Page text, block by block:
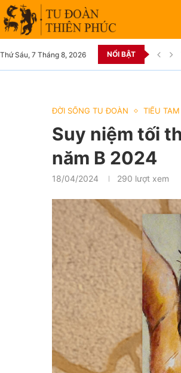
Thứ Sáu, 7 Tháng 8, 2026 NỔI BẬT
ĐỜI SỐNG TU ĐOÀN TIỂU
Suy niệm tối
năm B 2024
18/04/2024 290 lượt xem